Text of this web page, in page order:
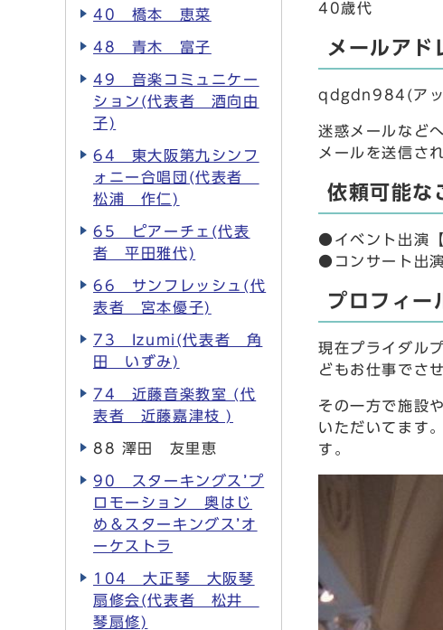
40歳代
メールアド
qdgdn984(ア
迷惑メールなど
メールを送信さ
依頼可能な
●イベント出演
●コンサート出
プロフィー
現在プライダル
どもお仕事でさ
その一方で施設
いただいてます
す。
40 橋本 恵菜
48 青木 富子
49 音楽コミュニケー
ション(代表者 酒向由
子)
64 東大阪第九シンフ
ォニー合唱団(代表者
松浦 作仁)
65 ピアーチェ(代表
者 平田雅代)
66 サンフレッシュ(代
表者 宮本優子)
73 Izumi(代表者 角
田 いずみ)
74 近藤音楽教室 (代
表者 近藤嘉津枝 )
88 澤田 友里恵
90 スターキングス’プ
ロモーション 奥はじ
め＆スターキングス’オ
ーケストラ
104 大正琴 大阪琴
扇修会(代表者 松井
琴扇修)